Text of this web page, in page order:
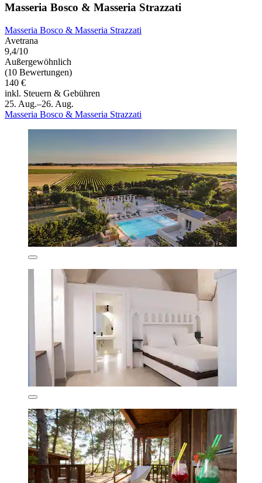
Masseria Bosco & Masseria Strazzati
Masseria Bosco & Masseria Strazzati
Avetrana
9,4/10
Außergewöhnlich
(10 Bewertungen)
140 €
inkl. Steuern & Gebühren
25. Aug.–26. Aug.
Masseria Bosco & Masseria Strazzati